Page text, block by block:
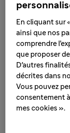
charge à
syncytial (VRS)
.
Le VRS est un
hivernale,
la grippe ou le
contagieux et
éternuements
En cliquant sur
ainsi que nos
comprendre
que proposer
D'autres
décrites dans
Vous pouvez
consentement
mes cookies ».